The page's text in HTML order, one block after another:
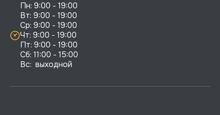
Пн: 9:00 - 19:00
Вт: 9:00 - 19:00
Ср: 9:00 - 19:00
Чт: 9:00 - 19:00
Пт: 9:00 - 19:00
Сб: 11:00 - 15:00
Вс:  выходной